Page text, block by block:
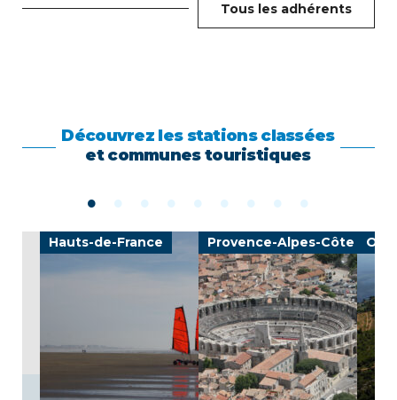
Tous les adhérents
Découvrez les stations classées
et communes touristiques
Hauts-de-France Provence-Alpes-Côte